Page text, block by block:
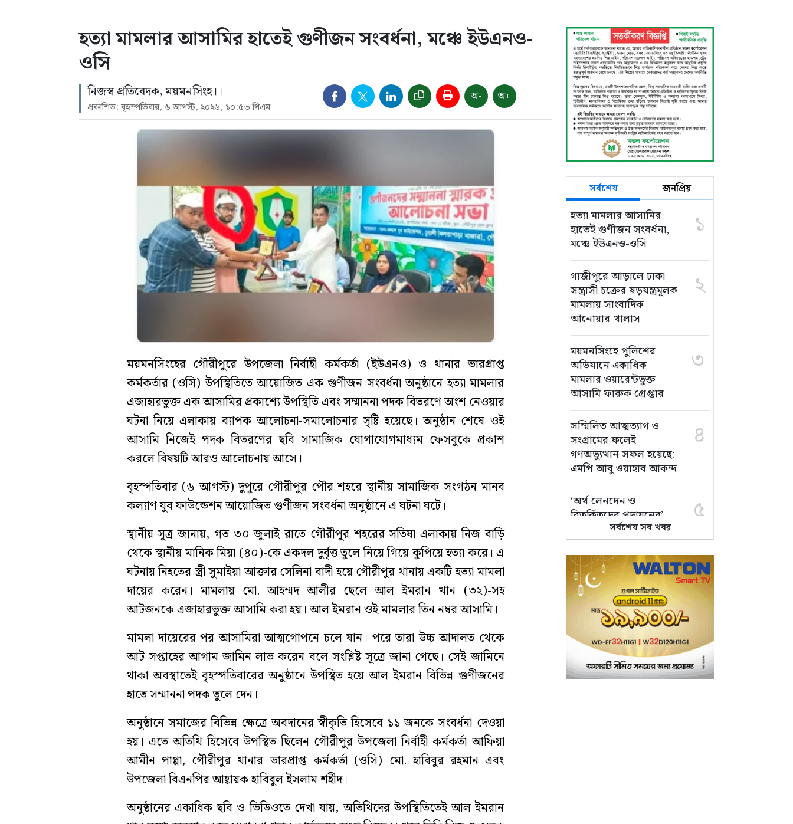
হত্যা মামলার আসামির হাতেই গুণীজন সংবর্ধনা, মঞ্চে ইউএনও-
ওসি
নিজস্ব প্রতিবেদক, ময়মনসিংহ।।
প্রকাশিত: বৃহস্পতিবার, ৬ আগস্ট, ২০২৬, ১০:৫৩ পিএম
অ- অ+
ময়মনসিংহের গৌরীপুরে উপজেলা নির্বাহী কর্মকর্তা (ইউএনও) ও থানার ভারপ্রাপ্ত
কর্মকর্তার (ওসি) উপস্থিতিতে আয়োজিত এক গুণীজন সংবর্ধনা অনুষ্ঠানে হত্যা মামলার
এজাহারভুক্ত এক আসামির প্রকাশ্যে উপস্থিতি এবং সম্মাননা পদক বিতরণে অংশ নেওয়ার
ঘটনা নিয়ে এলাকায় ব্যাপক আলোচনা-সমালোচনার সৃষ্টি হয়েছে। অনুষ্ঠান শেষে ওই
আসামি নিজেই পদক বিতরণের ছবি সামাজিক যোগাযোগমাধ্যম ফেসবুকে প্রকাশ
করলে বিষয়টি আরও আলোচনায় আসে।
বৃহস্পতিবার (৬ আগস্ট) দুপুরে গৌরীপুর পৌর শহরে স্থানীয় সামাজিক সংগঠন মানব
কল্যাণ যুব ফাউন্ডেশন আয়োজিত গুণীজন সংবর্ধনা অনুষ্ঠানে এ ঘটনা ঘটে।
স্থানীয় সূত্র জানায়, গত ৩০ জুলাই রাতে গৌরীপুর শহরের সতিষা এলাকায় নিজ বাড়ি
থেকে স্থানীয় মানিক মিয়া (৪০)-কে একদল দুর্বৃত্ত তুলে নিয়ে গিয়ে কুপিয়ে হত্যা করে। এ
ঘটনায় নিহতের স্ত্রী সুমাইয়া আক্তার সেলিনা বাদী হয়ে গৌরীপুর থানায় একটি হত্যা মামলা
দায়ের করেন। মামলায় মো. আহম্মদ আলীর ছেলে আল ইমরান খান (৩২)-সহ
আটজনকে এজাহারভুক্ত আসামি করা হয়। আল ইমরান ওই মামলার তিন নম্বর আসামি।
মামলা দায়েরের পর আসামিরা আত্মগোপনে চলে যান। পরে তারা উচ্চ আদালত থেকে
আট সপ্তাহের আগাম জামিন লাভ করেন বলে সংশ্লিষ্ট সূত্রে জানা গেছে। সেই জামিনে
থাকা অবস্থাতেই বৃহস্পতিবারের অনুষ্ঠানে উপস্থিত হয়ে আল ইমরান বিভিন্ন গুণীজনের
হাতে সম্মাননা পদক তুলে দেন।
অনুষ্ঠানে সমাজের বিভিন্ন ক্ষেত্রে অবদানের স্বীকৃতি হিসেবে ১১ জনকে সংবর্ধনা দেওয়া
হয়। এতে অতিথি হিসেবে উপস্থিত ছিলেন গৌরীপুর উপজেলা নির্বাহী কর্মকর্তা আফিয়া
আমীন পাপ্পা, গৌরীপুর থানার ভারপ্রাপ্ত কর্মকর্তা (ওসি) মো. হাবিবুর রহমান এবং
উপজেলা বিএনপির আহ্বায়ক হাবিবুল ইসলাম শহীদ।
অনুষ্ঠানের একাধিক ছবি ও ভিডিওতে দেখা যায়, অতিথিদের উপস্থিতিতেই আল ইমরান
সর্বশেষ জনপ্রিয়
হত্যা মামলার আসামির
হাতেই গুণীজন সংবর্ধনা,
মঞ্চে ইউএনও-ওসি
১
গাজীপুরে আড়ালে ঢাকা
সন্ত্রাসী চক্রের ষড়যন্ত্রমূলক
মামলায় সাংবাদিক
আনোয়ার খালাস
২
ময়মনসিংহে পুলিশের
অভিযানে একাধিক
মামলার ওয়ারেন্টভুক্ত
আসামি ফারুক গ্রেপ্তার
৩
সম্মিলিত আত্মত্যাগ ও
সংগ্রামের ফলেই
গণঅভ্যুত্থান সফল হয়েছে:
এমপি আবু ওয়াহাব আকন্দ
৪
‘অর্থ লেনদেন ও
বিতর্কিতদের পদায়নের’
অভিযোগ, ঈশ্বরগঞ্জে
ছাত্রলীগের একাংশের ঝাড়ু
মিছিল
৫
মানসম্মত শিক্ষা নিশ্চিতে
শ্যামপুরে তৎপর শিক্ষা
অফিসার শাপলা খানম
৬
তাৎক্ষণিক খাদ্য পরীক্ষা
নিশ্চিত করবে ভ্রাম্যমাণ
পরীক্ষাগার: এস এম হুমায়ূন
৭
সর্বশেষ সব খবর